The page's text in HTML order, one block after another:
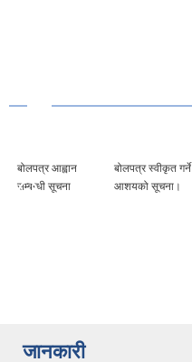
बोलपत्र आह्वान
सम्बन्धी सूचना
बोलपत्र स्वीकृत गर्ने
आशयको सूचना।
जानकारी